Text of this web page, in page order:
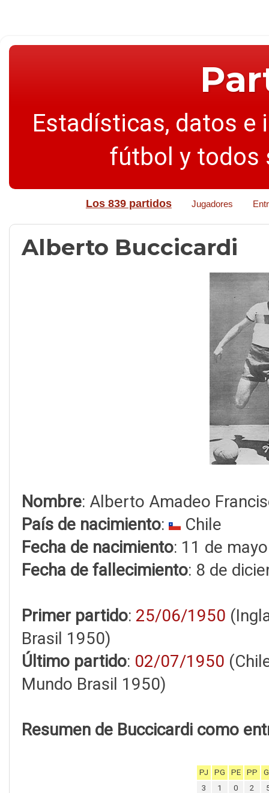
Estadísticas, datos e
fútbol y todos
Los 839 partidos Jugadores
Alberto Buccicardi
Nombre: Alberto Amadeo
País de nacimiento:
Chile
Fecha de nacimiento: 11 de
Fecha de fallecimiento: 8 de
Primer partido: 25/06/1950
Brasil 1950)
Último partido: 02/07/1950
Mundo Brasil 1950)
Resumen de Buccicardi como
PJ PG PE PP
3
1 0 2